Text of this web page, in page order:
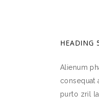
HEADING
Alienum
consequat
purto zril